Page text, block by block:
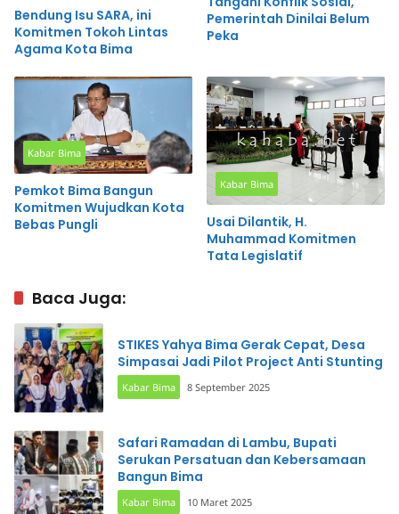
Bendung Isu SARA, ini
Komitmen Tokoh Lintas
Agama Kota Bima
Pemerintah Dinilai Belum
Peka
Kabar Bima
Pemkot Bima Bangun
Komitmen Wujudkan Kota
Bebas Pungli
Kabar Bima
Usai Dilantik, H.
Muhammad Komitmen
Tata Legislatif
Baca Juga:
STIKES Yahya Bima Gerak Cepat, Desa
Simpasai Jadi Pilot Project Anti Stunting
Kabar Bima 8 September 2025
Safari Ramadan di Lambu, Bupati
Serukan Persatuan dan Kebersamaan
Bangun Bima
Kabar Bima 10 Maret 2025